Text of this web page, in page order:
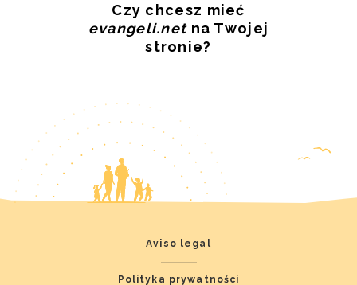
Czy chcesz mieć
evangeli.netna Twojej
stronie?
Aviso legal
Polityka prywatności